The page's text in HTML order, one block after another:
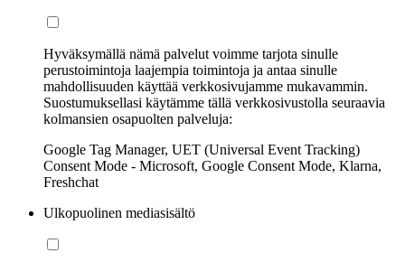
Hyväksymällä nämä palvelut voimme tarjota sinulle
perustoimintoja laajempia toimintoja ja antaa sinulle
mahdollisuuden käyttää verkkosivujamme mukavammin.
Suostumuksellasi käytämme tällä verkkosivustolla seuraavia
kolmansien osapuolten palveluja:
Google Tag Manager, UET (Universal Event Tracking)
Consent Mode - Microsoft, Google Consent Mode, Klarna,
Freshchat
Ulkopuolinen mediasisältö